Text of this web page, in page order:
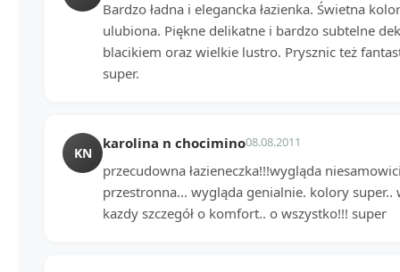
Bardzo ładna i elegancka łazienka. Świetna
ulubiona. Piękne delikatne i bardzo subtelne
blacikiem oraz wielkie lustro. Prysznic też
super.
KN
karolina n chocimino08.08.2011
przecudowna łazieneczka!!!wygląda
przestronna... wygląda genialnie. kolory super..
kazdy szczegół o komfort.. o wszystko!!! super